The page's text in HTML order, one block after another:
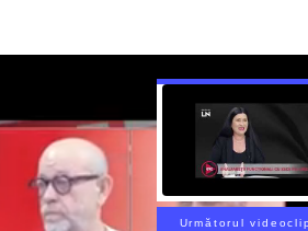
Următorul